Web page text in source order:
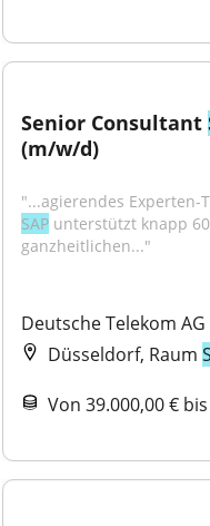
Senior Consultant
(m/w/d)
SAP unterstützt knapp
ganzheitlichen..."
Deutsche Telekom AG
Düsseldorf, Raum
Von 39.000,00 €